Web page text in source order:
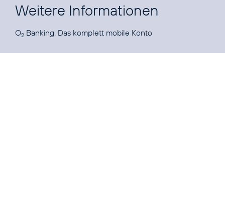
Weitere Informationen
O2 Banking: Das komplett mobile Konto